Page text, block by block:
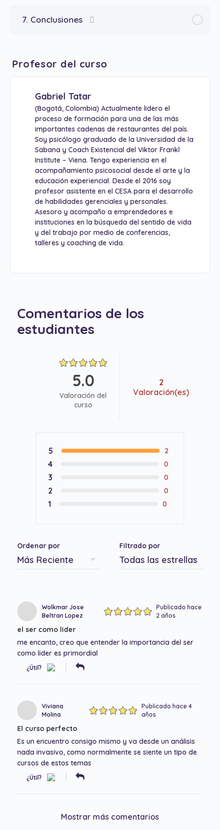
7. Conclusiones
Profesor del curso
Gabriel Tatar
(Bogotá, Colombia) Actualmente lidero el
proceso de formación para una de las más
importantes cadenas de restaurantes del país.
Soy psicólogo graduado de la Universidad de la
Sabana y Coach Existencial del Viktor Frankl
Institute – Viena. Tengo experiencia en el
acompañamiento psicosocial desde el arte y la
educación experiencial. Desde el 2016 soy
profesor asistente en el CESA para el desarrollo
de habilidades gerenciales y personales.
Asesoro y acompaño a emprendedores e
instituciones en la búsqueda del sentido de vida
y del trabajo por medio de conferencias,
talleres y coaching de vida.
Comentarios de los
estudiantes
5.0
Valoración del
curso
2
Valoración(es)
5 2
4 0
3 0
2 0
1 0
Ordenar por Filtrado por
Wolkmar Jose
Beltran Lopez
Publicado hace
2 años
el ser como lider
me encanto, creo que entender la importancia del ser
como lider es primordial
¿Útil?
Viviana
Molina
Publicado hace 4
años
El curso perfecto
Es un encuentro consigo mismo y va desde un análisis
nada invasivo, como normalmente se siente un tipo de
cursos de estos temas
¿Útil?
Mostrar más comentarios